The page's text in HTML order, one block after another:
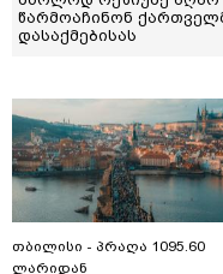
წარმოაჩინონ
დასაქმებისას
თბილისი - პრაღა 1095.60
ლარიდან